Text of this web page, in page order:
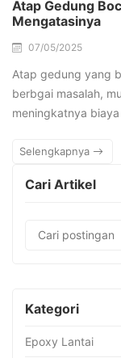
Atap Gedung
Mengatasinya
07/05/2025
Atap gedung yang
berbgai masalah,
meningkatnya
Selengkapnya
Cari Artikel
Kategori
Epoxy Lantai